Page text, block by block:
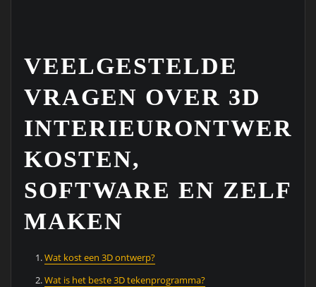
VEELGESTELDE
VRAGEN OVER 3D
KOSTEN,
SOFTWARE EN ZELF
MAKEN
Wat kost een 3D ontwerp?
Wat is het beste 3D tekenprogramma?